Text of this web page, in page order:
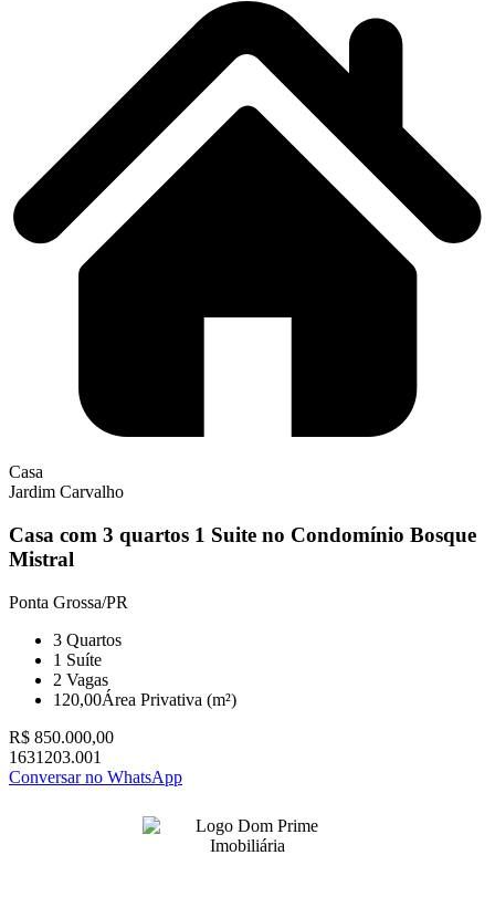
Casa
Jardim Carvalho
Casa com 3 quartos 1 Suite no Condomínio Bosque
Mistral
Ponta Grossa/PR
3 Quartos
1 Suíte
2 Vagas
120,00Área Privativa (m²)
R$ 850.000,00
1631203.001
Conversar no WhatsApp